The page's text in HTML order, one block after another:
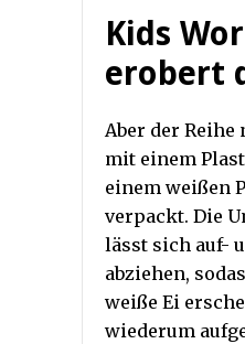
Kids
erobert
Aber der Reihe
mit einem
einem weißen
verpackt. Die
lässt sich auf-
abziehen,
weiße Ei
wiederum